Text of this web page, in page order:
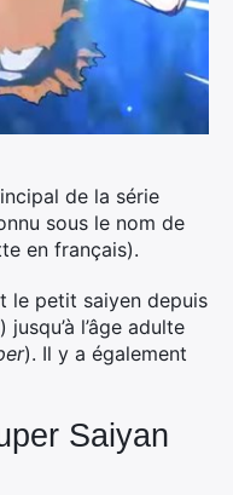
de la série
sous le nom de
en français).
le petit saiyen depuis
) jusqu’à l’âge adulte
). Il y a également
Saiyan